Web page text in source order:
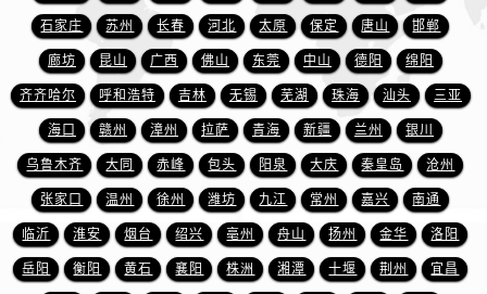
山东省莱芜市文化南路8号银座商城名表维修一楼名表维修万国售后服务中心（需提前预约）
山东省临沂市兰山区解放路万国售后服务中心（需提前预约）
山东省日照市东港区烟台路万国售后服务中心（需提前预约）
山东省泰安市泰山区财源街道泰山大街万国售后服务中心（需提前预约）
山东省威海市环翠区新威海路89号振华商厦一楼名表维修万国售后服务中心（需提前预约）
山东省潍坊市奎文区东风东街万国售后服务中心（需提前预约）
山东省枣庄市滕州市北辛路与善国路交叉口万国售后服务中心（需提前预约）
山东省淄博市张店区金晶大道万国售后服务中心（需提前预约）
上海市黄浦区南京东路299号宏伊国际广场写字楼8层806室万国售后服务中心（需提前预约）
上海市徐汇区虹桥路3号港汇中心2座37层3705室万国售后服务中心（需提前预约）
石家庄 苏州 长春 河北 太原 保定 唐山 邯郸
廊坊 昆山 广西 佛山 东莞 中山 德阳 绵阳
齐齐哈尔 呼和浩特 吉林 无锡 芜湖 珠海 汕头 三亚
海口 赣州 漳州 拉萨 青海 新疆 兰州 银川
乌鲁木齐 大同 赤峰 包头 阳泉 大庆 秦皇岛 沧州
张家口 温州 徐州 潍坊 九江 常州 嘉兴 南通
临沂 淮安 烟台 绍兴 亳州 舟山 扬州 金华 洛阳
岳阳 衡阳 黄石 襄阳 株洲 湘潭 十堰 荆州 宜昌